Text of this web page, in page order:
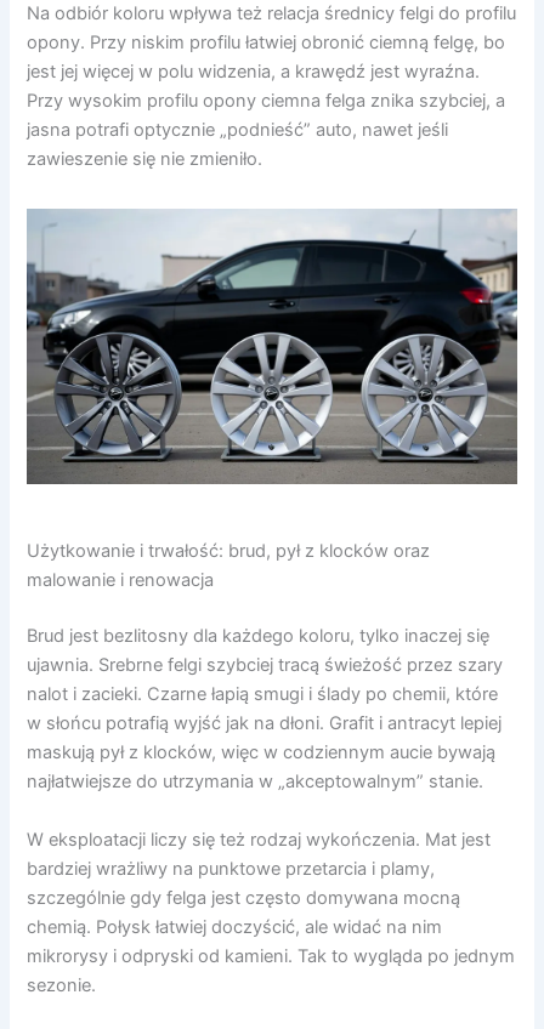
Na odbiór koloru wpływa też relacja średnicy felgi do profilu
opony. Przy niskim profilu łatwiej obronić ciemną felgę, bo
jest jej więcej w polu widzenia, a krawędź jest wyraźna.
Przy wysokim profilu opony ciemna felga znika szybciej, a
jasna potrafi optycznie „podnieść” auto, nawet jeśli
zawieszenie się nie zmieniło.
Użytkowanie i trwałość: brud, pył z klocków oraz
malowanie i renowacja
Brud jest bezlitosny dla każdego koloru, tylko inaczej się
ujawnia. Srebrne felgi szybciej tracą świeżość przez szary
nalot i zacieki. Czarne łapią smugi i ślady po chemii, które
w słońcu potrafią wyjść jak na dłoni. Grafit i antracyt lepiej
maskują pył z klocków, więc w codziennym aucie bywają
najłatwiejsze do utrzymania w „akceptowalnym” stanie.
W eksploatacji liczy się też rodzaj wykończenia. Mat jest
bardziej wrażliwy na punktowe przetarcia i plamy,
szczególnie gdy felga jest często domywana mocną
chemią. Połysk łatwiej doczyścić, ale widać na nim
mikrorysy i odpryski od kamieni. Tak to wygląda po jednym
sezonie.